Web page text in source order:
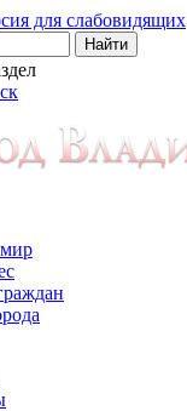
для слабовидящих